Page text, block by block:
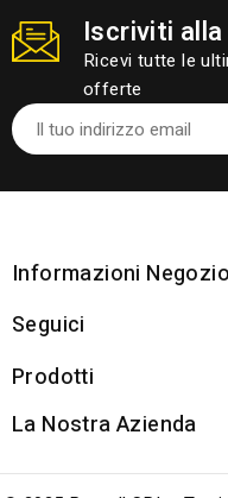
Iscriviti
Ricevi tutte le
offerte
Informazioni Negozio
Seguici
Prodotti
La Nostra Azienda